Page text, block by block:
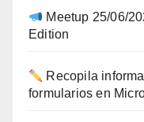
Meetup 25/06/
Edition
Recopila
formularios en